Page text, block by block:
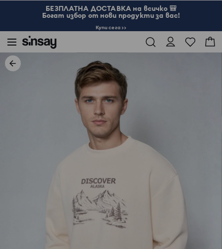
БЕЗПЛАТНА ДОСТАВКА на всичко 🎒
Богат избор от нови продукти за вас!
Купи сега >>